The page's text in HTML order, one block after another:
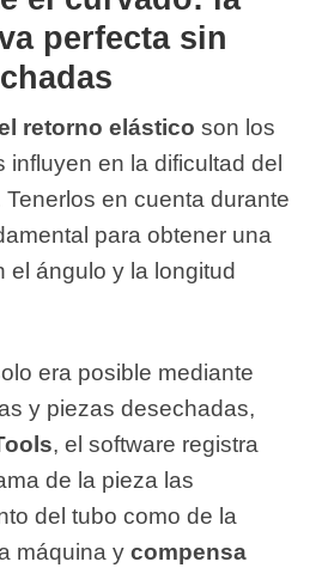
perfecta sin
retorno elástico son los
en la dificultad del
en cuenta durante
para obtener una
el ángulo y la longitud
era posible mediante
y piezas desechadas,
, el software registra
de la pieza las
del tubo como de la
máquina y compensa